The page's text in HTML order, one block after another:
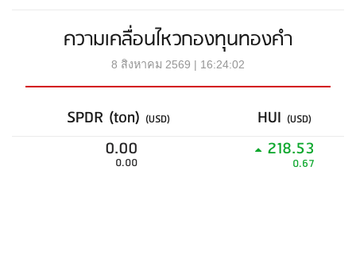
ความเคลื่อนไหวกองทุนทองคำ
8 สิงหาคม 2569 | 16:24:02
SPDR (ton) (USD) HUI (USD)
0.00
0.00
218.53
0.67